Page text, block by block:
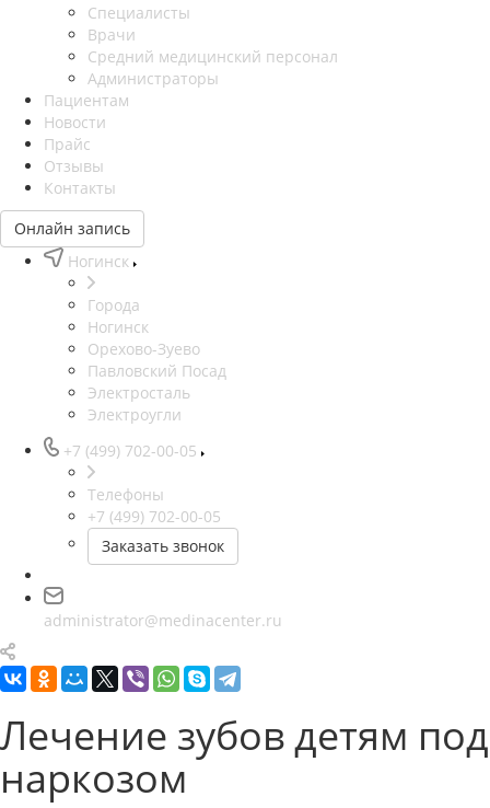
Специалисты
Врачи
Средний медицинский персонал
Администраторы
Пациентам
Новости
Прайс
Отзывы
Контакты
Онлайн запись
Ногинск
Города
Ногинск
Орехово-Зуево
Павловский Посад
Электросталь
Электроугли
+7 (499) 702-00-05
Телефоны
+7 (499) 702-00-05
Заказать звонок
administrator@medinacenter.ru
Лечение зубов детям под
наркозом